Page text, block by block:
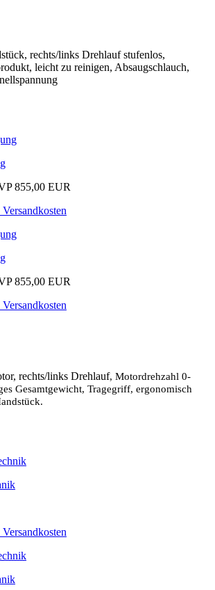
rechts/links Drehlauf stufenlos,
leicht zu reinigen, Absaugschlauch,
855,00 EUR
855,00 EUR
rechts/links Drehlauf, Motordrehzahl 0-
Gesamtgewicht, Tragegriff, ergonomisch